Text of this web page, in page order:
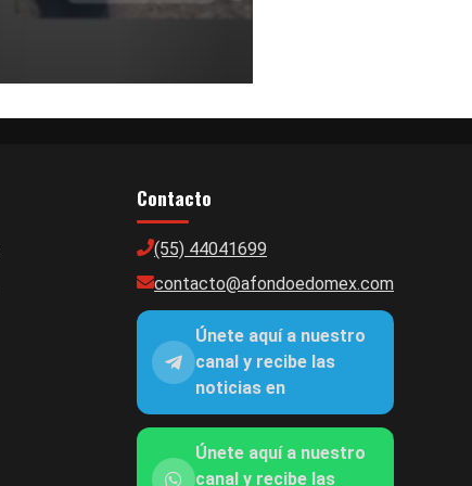
Contacto
(55) 44041699
contacto@afondoedomex.com
Únete aquí a nuestro
canal y recibe las
noticias en
Únete aquí a nuestro
canal y recibe las